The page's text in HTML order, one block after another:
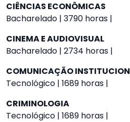
CIÊNCIAS ECONÔMICAS
Bacharelado | 3790 horas |
CINEMA E AUDIOVISUAL
Bacharelado | 2734 horas |
COMUNICAÇÃO
Tecnológico | 1689 horas |
CRIMINOLOGIA
Tecnológico | 1689 horas |